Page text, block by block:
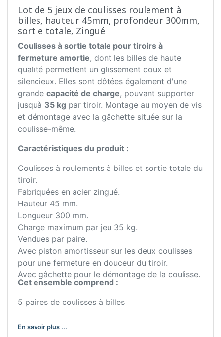
Lot de 5 jeux de coulisses roulement à
billes, hauteur 45mm, profondeur 300mm,
sortie totale, Zingué
Coulisses à sortie totale pour tiroirs à
fermeture amortie, dont les billes de haute
qualité permettent un glissement doux et
silencieux. Elles sont dôtées également d'une
grande capacité de charge, pouvant supporter
jusquà 35 kg par tiroir. Montage au moyen de vis
et démontage avec la gâchette située sur la
coulisse-même.
Caractéristiques du produit :
Coulisses à roulements à billes et sortie totale du
tiroir.
Fabriquées en acier zingué.
Hauteur 45 mm.
Longueur 300 mm.
Charge maximum par jeu 35 kg.
Vendues par paire.
Avec piston amortisseur sur les deux coulisses
pour une fermeture en douceur du tiroir.
Avec gâchette pour le démontage de la coulisse.
Cet ensemble comprend :
5 paires de coulisses à billes
En savoir plus ...